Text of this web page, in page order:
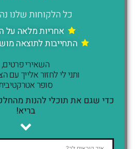
כל הלקוחות שלנו
אחריות מלאה על
התחייבות לתוצאה
השאירי פרטים,
ותני לי לחזור אלייך עם
סופר
כדי שגם את תוכלי להנות
בריא!